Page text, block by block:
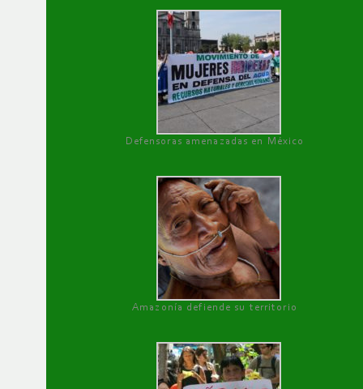
Defensoras amenazadas en México
Amazonía defiende su territorio